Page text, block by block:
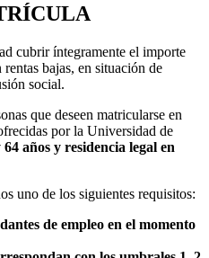
cubrir íntegramente el importe
bajas, en situación de
social.
que deseen matricularse en
por la Universidad de
64 años y residencia legal en
uno de los siguientes requisitos:
de empleo en el momento